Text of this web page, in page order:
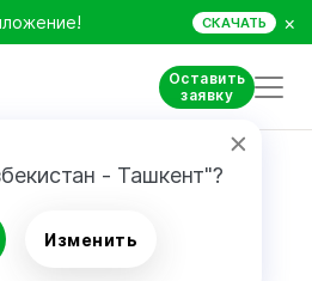
СКАЧАТЬ ×
Оставить
заявку
- Ташкент"?
Изменить